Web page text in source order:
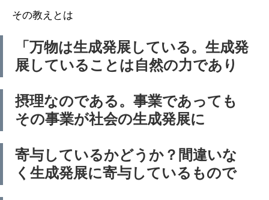
その教えとは
「万物は生成発展している。生成発
展していることは自然の力であり
摂理なのである。事業であっても
その事業が社会の生成発展に
寄与しているかどうか？間違いな
く生成発展に寄与しているもので